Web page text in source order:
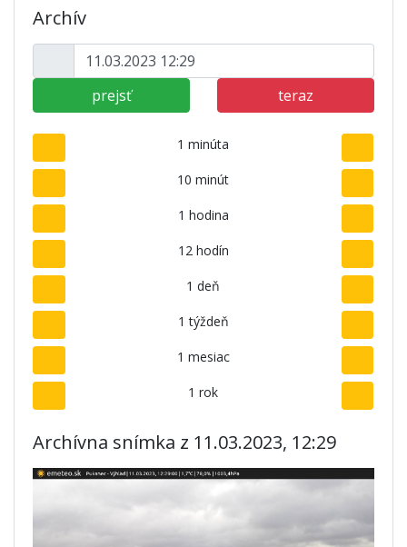
Archív
prejsť teraz
1 minúta
10 minút
1 hodina
12 hodín
1 deň
1 týždeň
1 mesiac
1 rok
Archívna snímka z 11.03.2023, 12:29